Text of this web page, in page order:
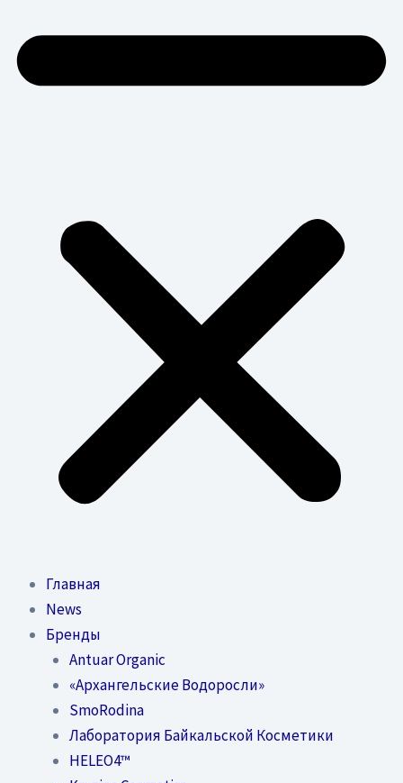
Главная
News
Бренды
Antuar Organic
«Архангельские Водоросли»
SmoRodina
Лаборатория Байкальской Косметики
HELEO4™